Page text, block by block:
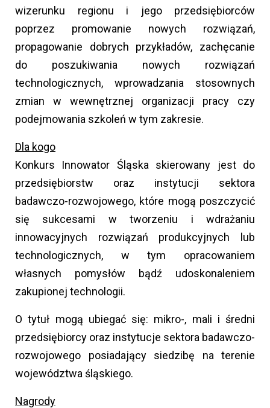
wizerunku regionu i jego przedsiębiorców
poprzez promowanie nowych rozwiązań,
propagowanie dobrych przykładów, zachęcanie
do poszukiwania nowych rozwiązań
technologicznych, wprowadzania stosownych
zmian w wewnętrznej organizacji pracy czy
podejmowania szkoleń w tym zakresie.
Dla kogo
Konkurs Innowator Śląska skierowany jest do
przedsiębiorstw oraz instytucji sektora
badawczo-rozwojowego, które mogą poszczycić
się sukcesami w tworzeniu i wdrażaniu
innowacyjnych rozwiązań produkcyjnych lub
technologicznych, w tym opracowaniem
własnych pomysłów bądź udoskonaleniem
zakupionej technologii.
O tytuł mogą ubiegać się: mikro-, mali i średni
przedsiębiorcy oraz instytucje sektora badawczo-
rozwojowego posiadający siedzibę na terenie
województwa śląskiego.
Nagrody